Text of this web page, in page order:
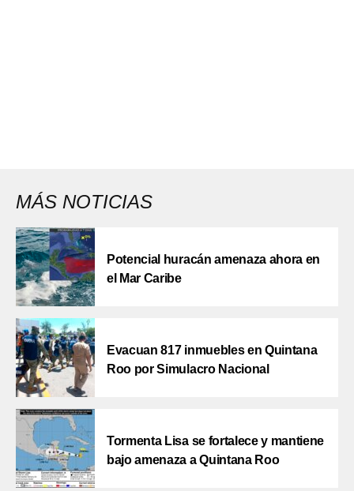
MÁS NOTICIAS
Potencial huracán amenaza ahora en
el Mar Caribe
Evacuan 817 inmuebles en Quintana
Roo por Simulacro Nacional
Tormenta Lisa se fortalece y mantiene
bajo amenaza a Quintana Roo